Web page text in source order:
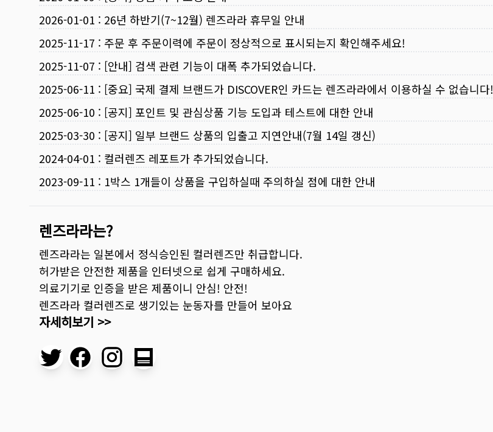
2026-01-01 : 26년 하반기(7~12월) 렌즈라라 휴무일 안내
2025-11-17 : 주문 후 주문이력에 주문이 정상적으로 표시되는지 확인해주세요!
2025-11-07 : [안내] 검색 관련 기능이 대폭 추가되었습니다.
2025-06-11 : [중요] 국제 결제 브랜드가 DISCOVER인 카드는 렌즈라라에서 이용하실 수 없습니다!
2025-06-10 : [공지] 포인트 및 관심상품 기능 도입과 테스트에 대한 안내
2025-03-30 : [공지] 일부 브랜드 상품의 입출고 지연안내(7월 14일 갱신)
2024-04-01 : 컬러렌즈 레포트가 추가되었습니다.
2023-09-11 : 1박스 1개들이 상품을 구입하실때 주의하실 점에 대한 안내
렌즈라라는?
렌즈라라는 일본에서 정식승인된 컬러렌즈만 취급합니다.
허가받은 안전한 제품을 인터넷으로 쉽게 구매하세요.
의료기기로 인증을 받은 제품이니 안심! 안전!
렌즈라라 컬러렌즈로 생기있는 눈동자를 만들어 보아요
자세히보기 >>